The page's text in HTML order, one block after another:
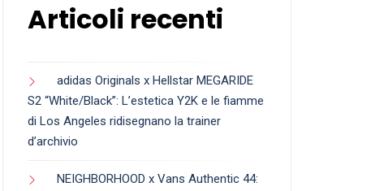
Articoli recenti
adidas Originals x Hellstar MEGARIDE
S2 “White/Black”: L’estetica Y2K e le fiamme
di Los Angeles ridisegnano la trainer
d’archivio
NEIGHBORHOOD x Vans Authentic 44: